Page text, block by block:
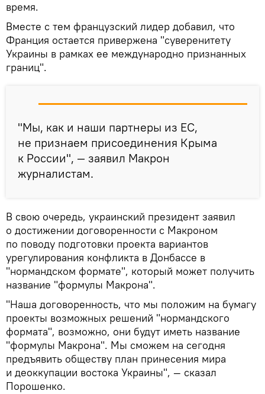
время.
Вместе с тем французский лидер добавил, что
Франция остается привержена "суверенитету
Украины в рамках ее международно признанных
границ".
"Мы, как и наши партнеры из ЕС,
не признаем присоединения Крыма
к России", — заявил Макрон
журналистам.
В свою очередь, украинский президент заявил
о достижении договоренности с Макроном
по поводу подготовки проекта вариантов
урегулирования конфликта в Донбассе в
"нормандском формате", который может получить
название "формулы Макрона".
"Наша договоренность, что мы положим на бумагу
проекты возможных решений "нормандского
формата", возможно, они будут иметь название
"формулы Макрона". Мы сможем на сегодня
предъявить обществу план принесения мира
и деоккупации востока Украины", — сказал
Порошенко.